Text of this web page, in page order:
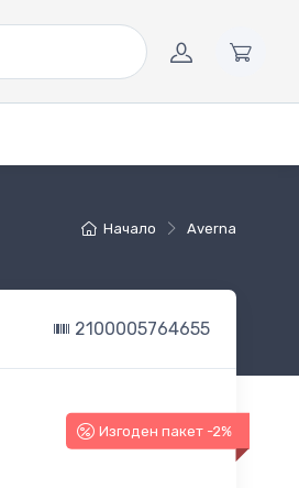
Начало Averna
2100005764655
Изгоден пакет -2%